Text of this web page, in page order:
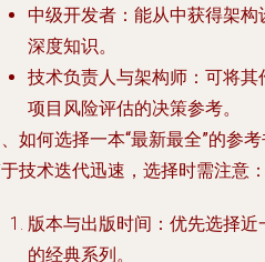
中级开发者 ：能从中获得架
深度知识。
技术负责人与架构师 ：可将
项目风险评估的决策参考。
如何选择一本“最新最全”的参考
技术迭代迅速，选择时需注意：
版本与出版时间 ：优先选择
的经典系列。